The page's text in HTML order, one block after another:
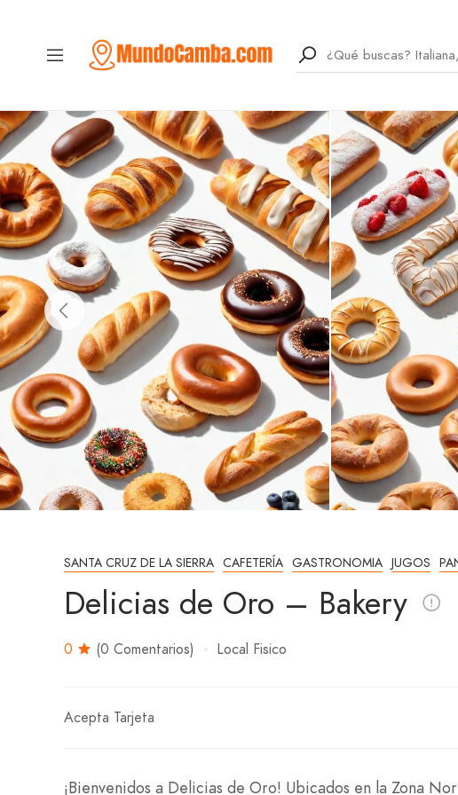
SANTA CRUZ DE LA SIERRA CAFETERÍA GASTRONOMIA JUGOS
Delicias de Oro – Bakery
0 (0 Comentarios) Local Fisico
Acepta Tarjeta
¡Bienvenidos a Delicias de Oro! Ubicados en la Zona